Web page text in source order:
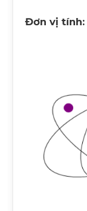
Đơn vị tính: